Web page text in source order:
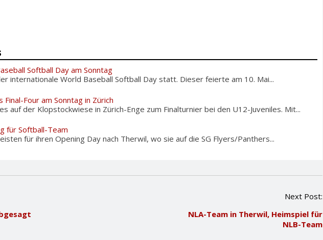
Softball Day am Sonntag
internationale World Baseball Softball Day statt. Dieser feierte am 10. Mai...
Final-Four am Sonntag in Zürich
auf der Klopstockwiese in Zürich-Enge zum Finalturnier bei den U12-Juveniles. Mit...
für Softball-Team
für ihren Opening Day nach Therwil, wo sie auf die SG Flyers/Panthers...
Next Post:
NLA-Team in Therwil, Heimspiel für
NLB-Team